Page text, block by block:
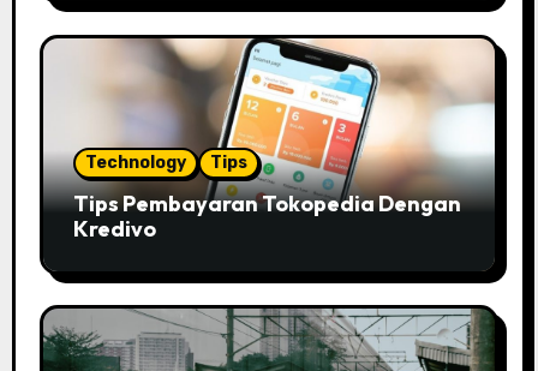
Technology Tips
Tips Pembayaran Tokopedia Dengan
Kredivo